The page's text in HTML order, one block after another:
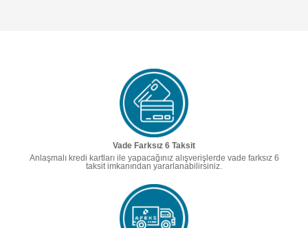
Vade Farksız 6 Taksit
Anlaşmalı kredi kartları ile yapacağınız alışverişlerde vade farksız 6
taksit imkanından yararlanabilirsiniz.